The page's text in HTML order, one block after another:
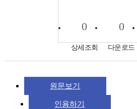
0
상세조회
0
다운로드
원문보기
인용하기